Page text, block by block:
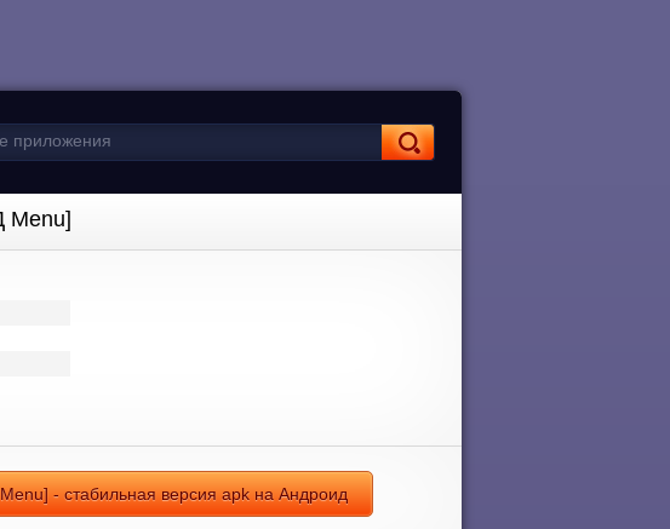
Menu]
- стабильная версия apk на Андроид